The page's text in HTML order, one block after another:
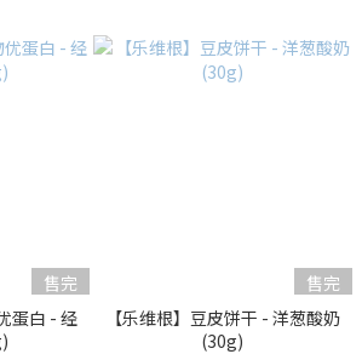
售完
蛋白 - 经
售完
【乐维根】豆皮饼干 - 洋葱酸奶
(30g)